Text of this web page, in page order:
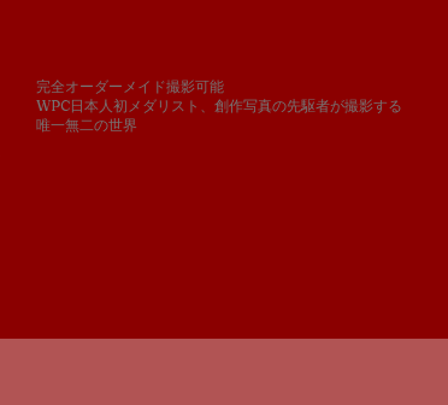
​完全オーダーメイド撮影可能
WPC日本人初メダリスト、創作写真の先駆者が撮影する
​唯一無二の世界